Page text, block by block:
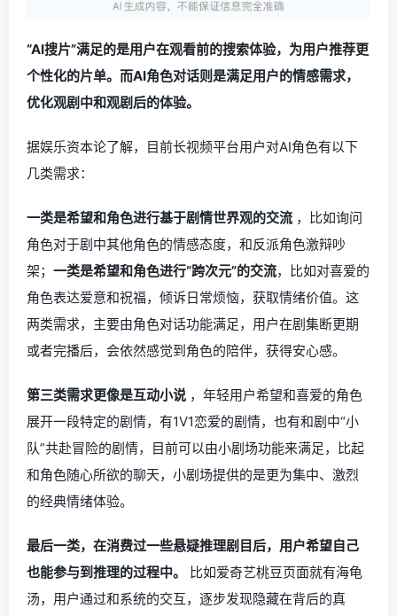
“AI搜片”满足的是用户在观看前的搜索体验，为用户推荐更
个性化的片单。而AI角色对话则是满足用户的情感需求，
优化观剧中和观剧后的体验。
据娱乐资本论了解，目前长视频平台用户对AI角色有以下
几类需求：
一类是希望和角色进行基于剧情世界观的交流 ，比如询问
角色对于剧中其他角色的情感态度，和反派角色激辩吵
架； 一类是希望和角色进行“跨次元”的交流，比如对喜爱的
角色表达爱意和祝福，倾诉日常烦恼，获取情绪价值。这
两类需求，主要由角色对话功能满足，用户在剧集断更期
或者完播后，会依然感觉到角色的陪伴，获得安心感。
第三类需求更像是互动小说 ，年轻用户希望和喜爱的角色
展开一段特定的剧情，有1V1恋爱的剧情，也有和剧中“小
队”共赴冒险的剧情，目前可以由小剧场功能来满足，比起
和角色随心所欲的聊天，小剧场提供的是更为集中、激烈
的经典情绪体验。
最后一类，在消费过一些悬疑推理剧目后，用户希望自己
也能参与到推理的过程中。
比如爱奇艺桃豆页面就有海龟
汤，用户通过和系统的交互，逐步发现隐藏在背后的真